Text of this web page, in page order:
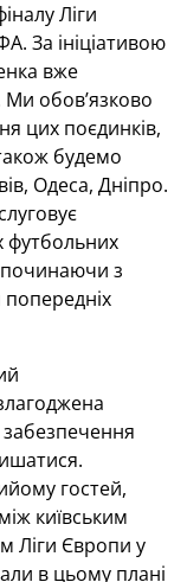
Ліги
За ініціативою
вже
Ми обов’язково
цих поєдинків,
будемо
Одеса, Дніпро.
футбольних
починаючи з
гостей,
київським
Ліги Європи у
в цьому плані